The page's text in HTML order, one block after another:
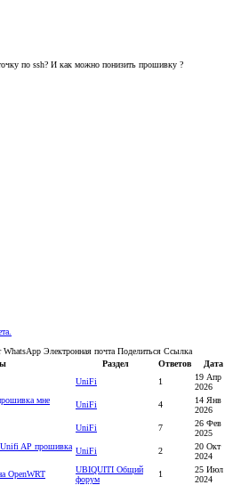
по ssh? И как можно понизить прошивку ?
WhatsApp Электронная почта Поделиться Ссылка
Раздел Ответов
Дата
UniFi 1
19 Апр
2026
мне
UniFi 4
14 Янв
2026
UniFi 7
26 Фев
2025
AP прошивка UniFi 2
20 Окт
2024
OpenWRT
UBIQUITI Общий
форум
1
25 Июл
2024